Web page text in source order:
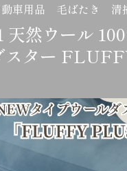
動車用品 毛ばたき 清
天然ウール
スター